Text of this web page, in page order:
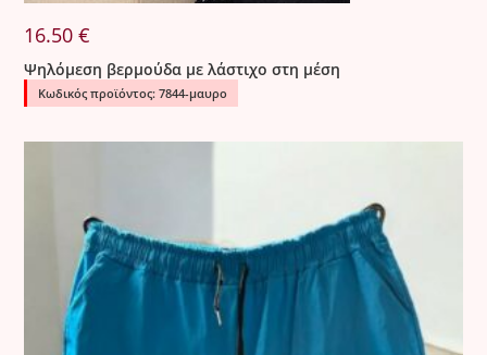
16.50€
Ψηλόμεση βερμούδα με λάστιχο στη μέση
Κωδικός προϊόντος: 7844-μαυρο